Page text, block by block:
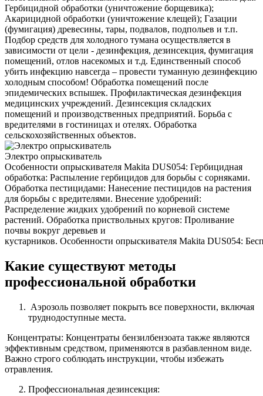
Гербицидной обработки (уничтожение борщевика);
Акарицидной обработки (уничтожение клещей); Газации
(фумигация) древесины, тары, подвалов, подпольев и т.п.
Подбор средств для холодного тумана осуществляется в
зависимости от цели - дезинфекция, дезинсекция, фумигация
помещений, отлов насекомых и т.д. Единственный способ
убить инфекцию навсегда – провести туманную дезинфекцию
холодным способом! Обработка помещений после
эпидемических вспышек. Профилактическая дезинфекция
медицинских учреждений. Дезинсекция складских
помещений и производственных предприятий. Борьба с
вредителями в гостиницах и отелях. Обработка
сельскохозяйственных объектов.
Электро опрыскиватель
Особенности опрыскивателя Makita DUS054: Гербицидная
обработка: Распыление гербицидов для борьбы с сорняками.
Обработка пестицидами: Нанесение пестицидов на растения
для борьбы с вредителями. Внесение удобрений:
Распределение жидких удобрений по корневой системе
растений. Обработка приствольных кругов: Проливание
почвы вокруг деревьев и
кустарников. Особенности опрыскивателя Makita DUS054:
Какие существуют методы
профессиональной обработки
Аэрозоль позволяет покрыть все поверхности, включая
труднодоступные места.
Концентраты: Концентраты бензилбензоата также являются
эффективным средством, применяются в разбавленном виде.
Важно строго соблюдать инструкции, чтобы избежать
отравления.
Профессиональная дезинсекция: